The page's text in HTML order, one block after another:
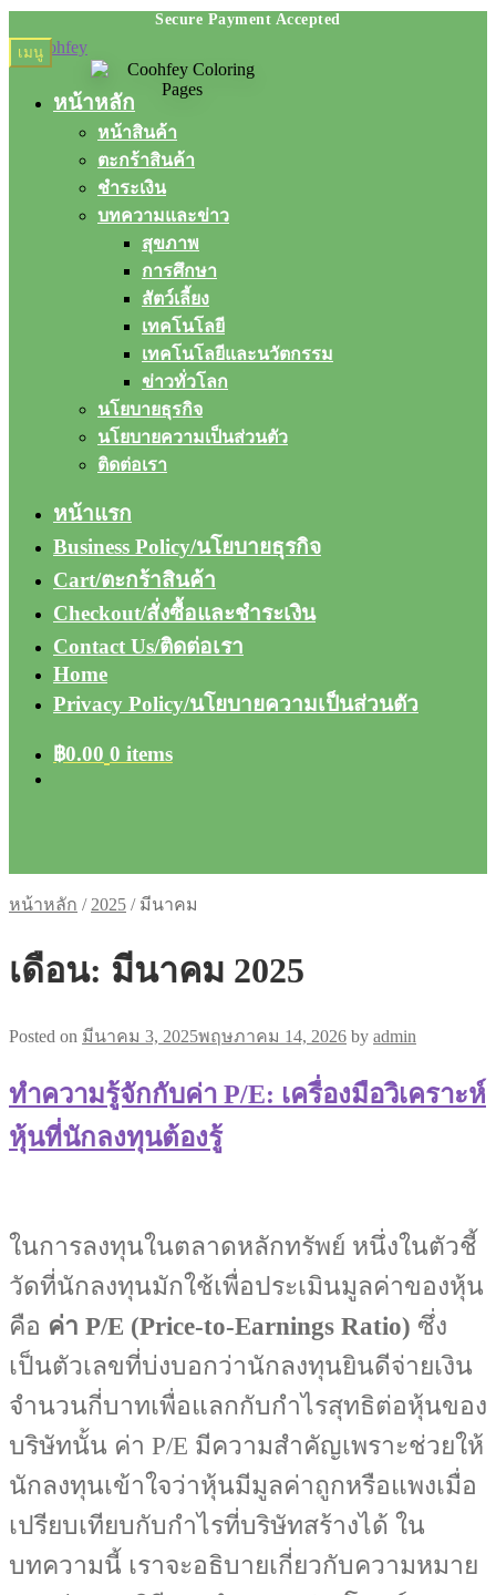
Skip
to
Skip
to
เมนู
หน้าหลัก
หน้าสินค้า
ตะกร้าสินค้า
ชำระเงิน
บทความและข่าว
สุขภาพ
การศึกษา
สัตว์เลี้ยง
เทคโนโลยี
เทคโนโลยีและนวัตกรรม
ข่าวทั่วโลก
นโยบายธุรกิจ
นโยบายความเป็นส่วนตัว
ติดต่อเรา
หน้าแรก
Business Policy/นโยบายธุรกิจ
Cart/ตะกร้าสินค้า
Checkout/สั่งซื้อและชำระเงิน
Contact Us/ติดต่อเรา
Home
Privacy Policy/นโยบายความเป็นส่วนตัว
฿0.00 0 items
หน้าหลัก / 2025 / มีนาคม
เดือน: มีนาคม 2025
Posted on มีนาคม 3, 2025พฤษภาคม 14, 2026 by admin
ทำความรู้จักกับค่า P/E: เครื่องมือวิเคราะห์
หุ้นที่นักลงทุนต้องรู้
ในการลงทุนในตลาดหลักทรัพย์ หนึ่งในตัวชี้
วัดที่นักลงทุนมักใช้เพื่อประเมินมูลค่าของหุ้น
คือ ค่า P/E (Price-to-Earnings Ratio) ซึ่ง
เป็นตัวเลขที่บ่งบอกว่านักลงทุนยินดีจ่ายเงิน
จำนวนกี่บาทเพื่อแลกกับกำไรสุทธิต่อหุ้นของ
บริษัทนั้น ค่า P/E มีความสำคัญเพราะช่วยให้
นักลงทุนเข้าใจว่าหุ้นมีมูลค่าถูกหรือแพงเมื่อ
เปรียบเทียบกับกำไรที่บริษัทสร้างได้ ใน
บทความนี้ เราจะอธิบายเกี่ยวกับความหมาย